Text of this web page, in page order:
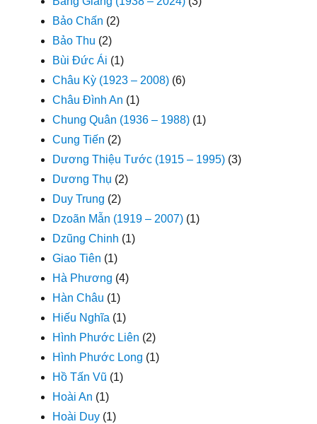
Bảo Chấn (2)
Bảo Thu (2)
Bùi Đức Ái (1)
Châu Kỳ (1923 – 2008) (6)
Châu Đình An (1)
Chung Quân (1936 – 1988) (1)
Cung Tiến (2)
Dương Thiệu Tước (1915 – 1995) (3)
Dương Thụ (2)
Duy Trung (2)
Dzoãn Mẫn (1919 – 2007) (1)
Dzũng Chinh (1)
Giao Tiên (1)
Hà Phương (4)
Hàn Châu (1)
Hiếu Nghĩa (1)
Hình Phước Liên (2)
Hình Phước Long (1)
Hồ Tấn Vũ (1)
Hoài An (1)
Hoài Duy (1)